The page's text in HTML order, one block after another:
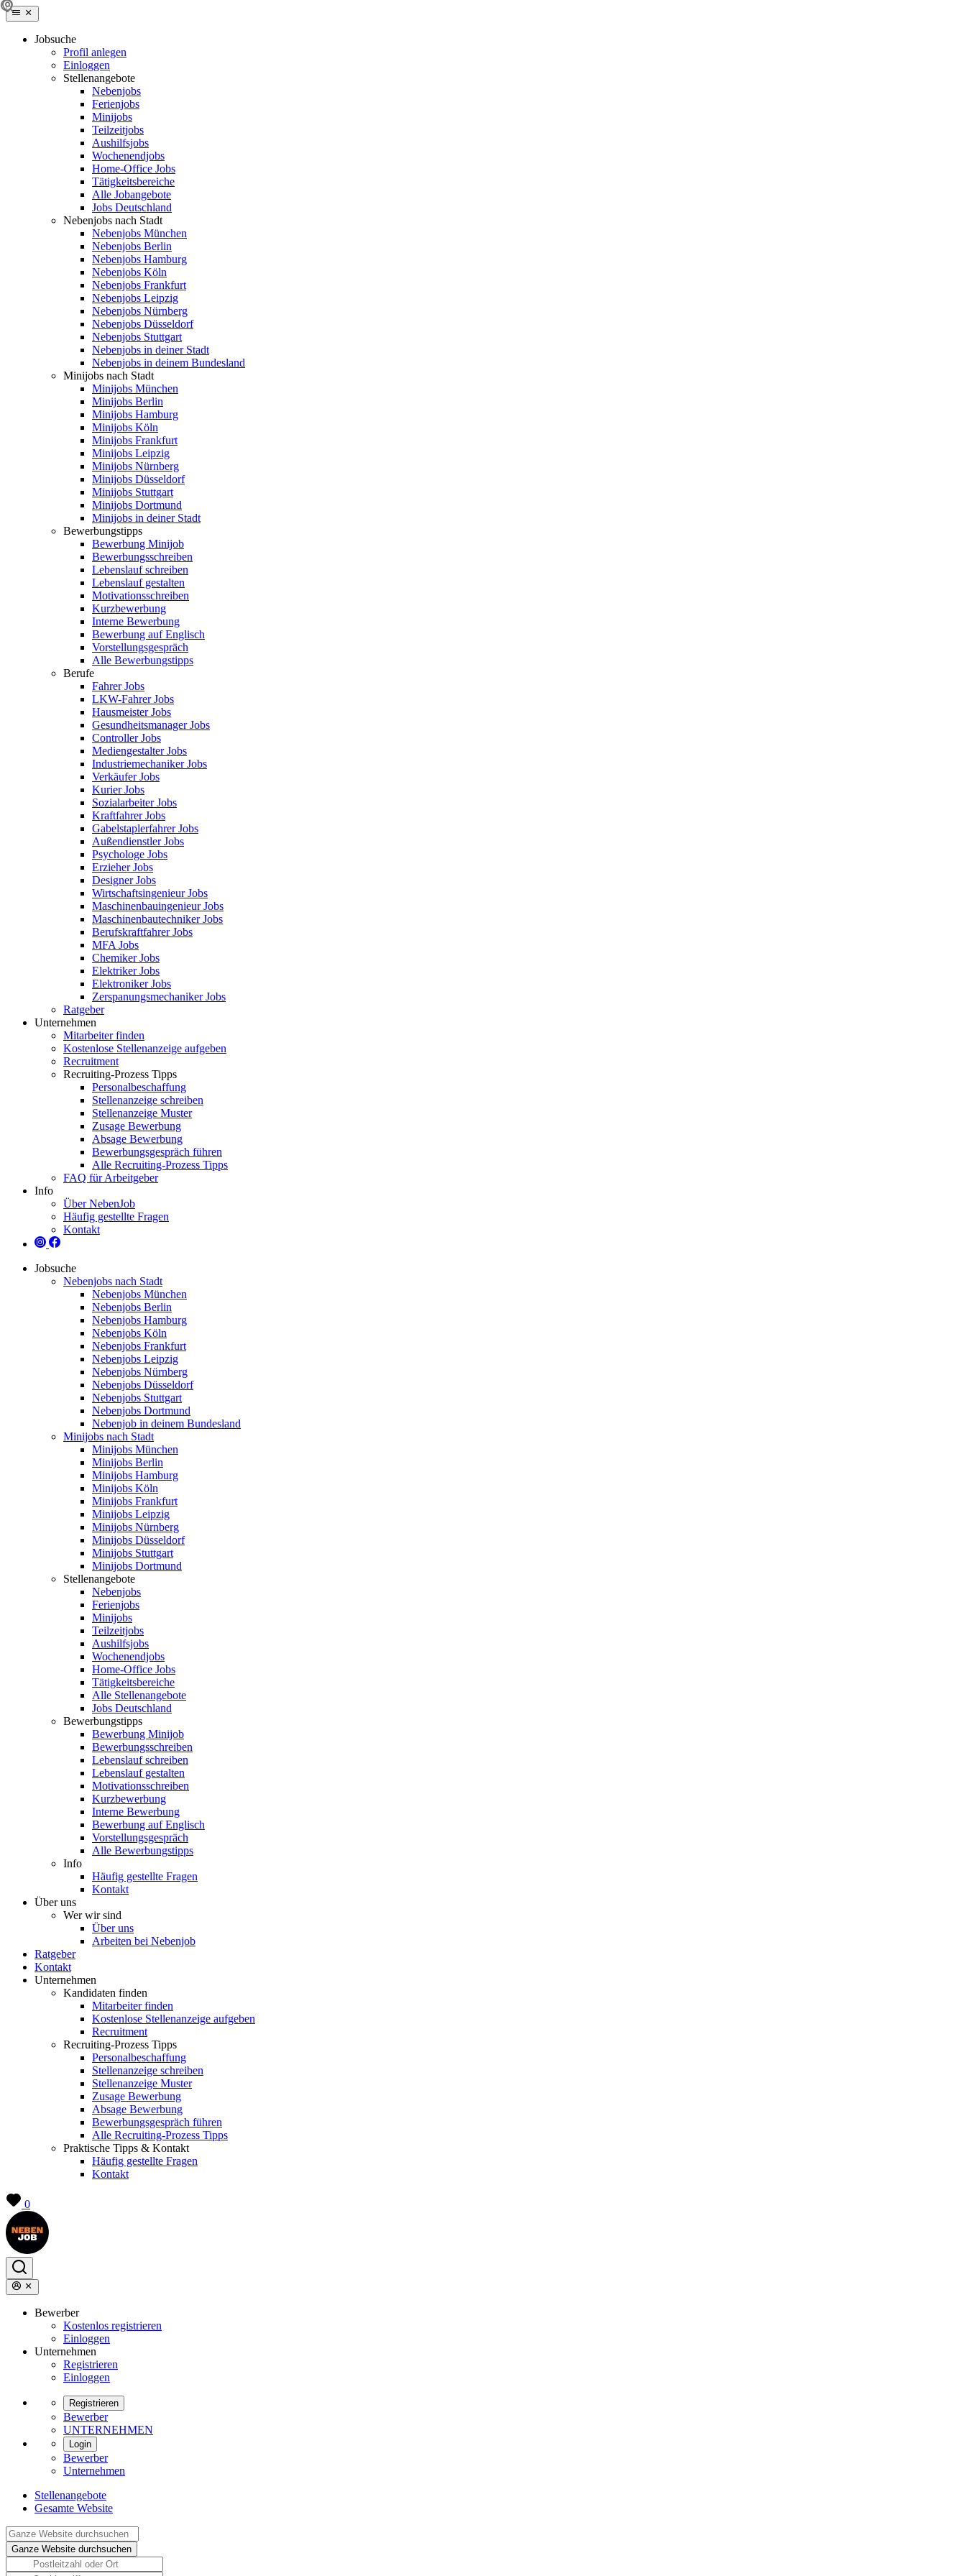
Jobsuche
Profil anlegen
Einloggen
Stellenangebote
Nebenjobs
Ferienjobs
Minijobs
Teilzeitjobs
Aushilfsjobs
Wochenendjobs
Home-Office Jobs
Tätigkeitsbereiche
Alle Jobangebote
Jobs Deutschland
Nebenjobs nach Stadt
Nebenjobs München
Nebenjobs Berlin
Nebenjobs Hamburg
Nebenjobs Köln
Nebenjobs Frankfurt
Nebenjobs Leipzig
Nebenjobs Nürnberg
Nebenjobs Düsseldorf
Nebenjobs Stuttgart
Nebenjobs in deiner Stadt
Nebenjobs in deinem Bundesland
Minijobs nach Stadt
Minijobs München
Minijobs Berlin
Minijobs Hamburg
Minijobs Köln
Minijobs Frankfurt
Minijobs Leipzig
Minijobs Nürnberg
Minijobs Düsseldorf
Minijobs Stuttgart
Minijobs Dortmund
Minijobs in deiner Stadt
Bewerbungstipps
Bewerbung Minijob
Bewerbungsschreiben
Lebenslauf schreiben
Lebenslauf gestalten
Motivationsschreiben
Kurzbewerbung
Interne Bewerbung
Bewerbung auf Englisch
Vorstellungsgespräch
Alle Bewerbungstipps
Berufe
Fahrer Jobs
LKW-Fahrer Jobs
Hausmeister Jobs
Gesundheitsmanager Jobs
Controller Jobs
Mediengestalter Jobs
Industriemechaniker Jobs
Verkäufer Jobs
Kurier Jobs
Sozialarbeiter Jobs
Kraftfahrer Jobs
Gabelstaplerfahrer Jobs
Außendienstler Jobs
Psychologe Jobs
Erzieher Jobs
Designer Jobs
Wirtschaftsingenieur Jobs
Maschinenbauingenieur Jobs
Maschinenbautechniker Jobs
Berufskraftfahrer Jobs
MFA Jobs
Chemiker Jobs
Elektriker Jobs
Elektroniker Jobs
Zerspanungsmechaniker Jobs
Ratgeber
Unternehmen
Mitarbeiter finden
Kostenlose Stellenanzeige aufgeben
Recruitment
Recruiting-Prozess Tipps
Personalbeschaffung
Stellenanzeige schreiben
Stellenanzeige Muster
Zusage Bewerbung
Absage Bewerbung
Bewerbungsgespräch führen
Alle Recruiting-Prozess Tipps
FAQ für Arbeitgeber
Info
Über NebenJob
Häufig gestellte Fragen
Kontakt
Jobsuche
Nebenjobs nach Stadt
Nebenjobs München
Nebenjobs Berlin
Nebenjobs Hamburg
Nebenjobs Köln
Nebenjobs Frankfurt
Nebenjobs Leipzig
Nebenjobs Nürnberg
Nebenjobs Düsseldorf
Nebenjobs Stuttgart
Nebenjobs Dortmund
Nebenjob in deinem Bundesland
Minijobs nach Stadt
Minijobs München
Minijobs Berlin
Minijobs Hamburg
Minijobs Köln
Minijobs Frankfurt
Minijobs Leipzig
Minijobs Nürnberg
Minijobs Düsseldorf
Minijobs Stuttgart
Minijobs Dortmund
Stellenangebote
Nebenjobs
Ferienjobs
Minijobs
Teilzeitjobs
Aushilfsjobs
Wochenendjobs
Home-Office Jobs
Tätigkeitsbereiche
Alle Stellenangebote
Jobs Deutschland
Bewerbungstipps
Bewerbung Minijob
Bewerbungsschreiben
Lebenslauf schreiben
Lebenslauf gestalten
Motivationsschreiben
Kurzbewerbung
Interne Bewerbung
Bewerbung auf Englisch
Vorstellungsgespräch
Alle Bewerbungstipps
Info
Häufig gestellte Fragen
Kontakt
Über uns
Wer wir sind
Über uns
Arbeiten bei Nebenjob
Ratgeber
Kontakt
Unternehmen
Kandidaten finden
Mitarbeiter finden
Kostenlose Stellenanzeige aufgeben
Recruitment
Recruiting-Prozess Tipps
Personalbeschaffung
Stellenanzeige schreiben
Stellenanzeige Muster
Zusage Bewerbung
Absage Bewerbung
Bewerbungsgespräch führen
Alle Recruiting-Prozess Tipps
Praktische Tipps & Kontakt
Häufig gestellte Fragen
Kontakt
0
Bewerber
Kostenlos registrieren
Einloggen
Unternehmen
Registrieren
Einloggen
Registrieren
Bewerber
UNTERNEHMEN
Login
Bewerber
Unternehmen
Stellenangebote
Gesamte Website